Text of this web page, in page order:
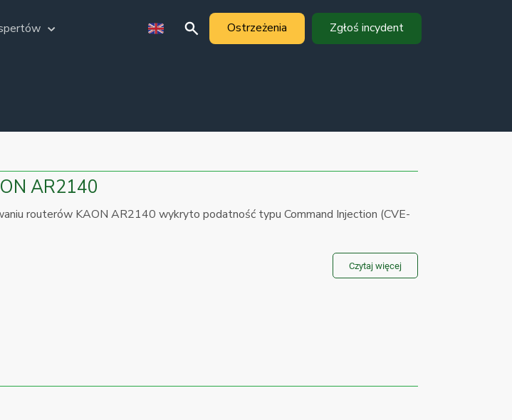
Ostrzeżenia Zgłoś incydent
AR2140
routerów KAON AR2140 wykryto podatność typu Command Injection (CVE-
Czytaj więcej